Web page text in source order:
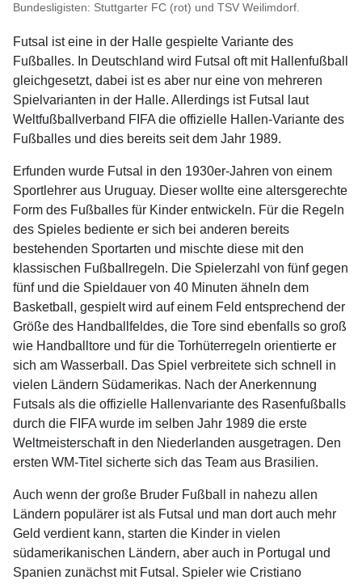
Bundesligisten: Stuttgarter FC (rot) und TSV Weilimdorf.
Futsal ist eine in der Halle gespielte Variante des
Fußballes. In Deutschland wird Futsal oft mit Hallenfußball
gleichgesetzt, dabei ist es aber nur eine von mehreren
Spielvarianten in der Halle. Allerdings ist Futsal laut
Weltfußballverband FIFA die offizielle Hallen-Variante des
Fußballes und dies bereits seit dem Jahr 1989.
Erfunden wurde Futsal in den 1930er-Jahren von einem
Sportlehrer aus Uruguay. Dieser wollte eine altersgerechte
Form des Fußballes für Kinder entwickeln. Für die Regeln
des Spieles bediente er sich bei anderen bereits
bestehenden Sportarten und mischte diese mit den
klassischen Fußballregeln. Die Spielerzahl von fünf gegen
fünf und die Spieldauer von 40 Minuten ähneln dem
Basketball, gespielt wird auf einem Feld entsprechend der
Größe des Handballfeldes, die Tore sind ebenfalls so groß
wie Handballtore und für die Torhüterregeln orientierte er
sich am Wasserball. Das Spiel verbreitete sich schnell in
vielen Ländern Südamerikas. Nach der Anerkennung
Futsals als die offizielle Hallenvariante des Rasenfußballs
durch die FIFA wurde im selben Jahr 1989 die erste
Weltmeisterschaft in den Niederlanden ausgetragen. Den
ersten WM-Titel sicherte sich das Team aus Brasilien.
Auch wenn der große Bruder Fußball in nahezu allen
Ländern populärer ist als Futsal und man dort auch mehr
Geld verdient kann, starten die Kinder in vielen
südamerikanischen Ländern, aber auch in Portugal und
Spanien zunächst mit Futsal. Spieler wie Cristiano